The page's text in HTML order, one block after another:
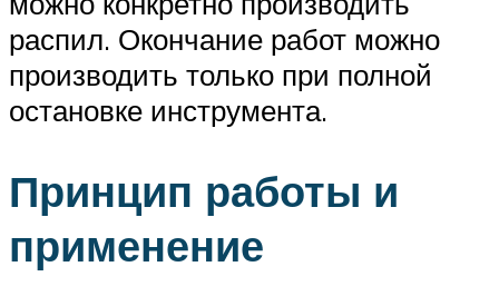
распил. Окончание работ можно
производить только при полной
остановке инструмента.
Принцип работы и
применение